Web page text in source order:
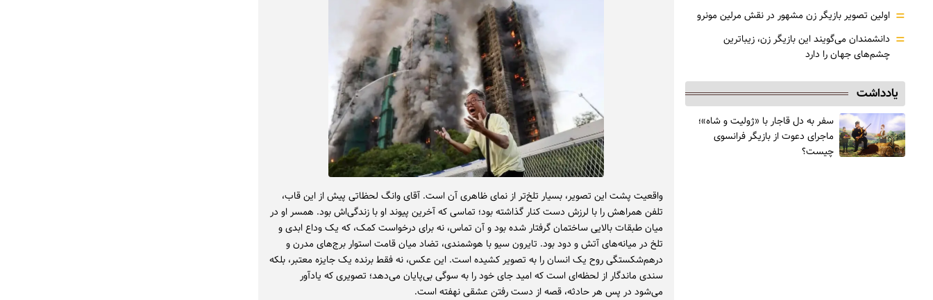
واقعیت پشت این تصویر، بسیار تلخ‌تر از نمای ظاهری آن است. آقای وانگ لحظاتی پیش از این قاب،
تلفن همراهش را با لرزش دست کنار گذاشته بود؛ تماسی که آخرین پیوند او با زندگی‌اش بود. همسر او در
میان طبقات بالایی ساختمان گرفتار شده بود و آن تماس، نه برای درخواست کمک، که یک وداع ابدی و
تلخ در میانه‌های آتش و دود بود. تایرون سیو با هوشمندی، تضاد میان قامت استوار برج‌های مدرن و
درهم‌شکستگی روح یک انسان را به تصویر کشیده است. این عکس، نه فقط برنده یک جایزه معتبر، بلکه
سندی ماندگار از لحظه‌ای است که امید جای خود را به سوگی بی‌پایان می‌دهد؛ تصویری که یادآور
می‌شود در پس هر حادثه، قصه‌ از دست رفتن عشقی نهفته است.
= اولین تصویر بازیگر زن مشهور در نقش مرلین مونرو
= دانشمندان می‌گویند این بازیگر زن، زیباترین
چشم‌های جهان را دارد
یادداشت
سفر به دل قاجار با «ژولیت و شاه»؛
ماجرای دعوت از ‌بازیگر فرانسوی
چیست؟